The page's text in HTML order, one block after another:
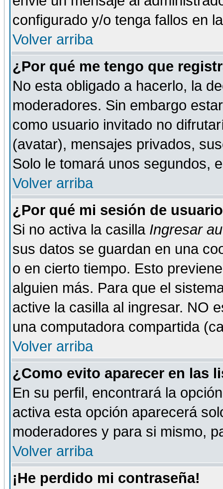
configurado y/o tenga fallos en
Volver arriba
¿Por qué me tengo que
No esta obligado a hacerlo, la
moderadores. Sin embargo
como usuario invitado no
(avatar), mensajes privados,
Solo le tomará unos segundos,
Volver arriba
¿Por qué mi sesión de
Si no activa la casilla Ingresar
sus datos se guardan en una
o en cierto tiempo. Esto
alguien más. Para que el
active la casilla al ingresar. NO
una computadora compartida
Volver arriba
¿Como evito aparecer en las
En su perfil, encontrará la
activa esta opción aparecerá
moderadores y para si mismo,
Volver arriba
¡He perdido mi contraseña!